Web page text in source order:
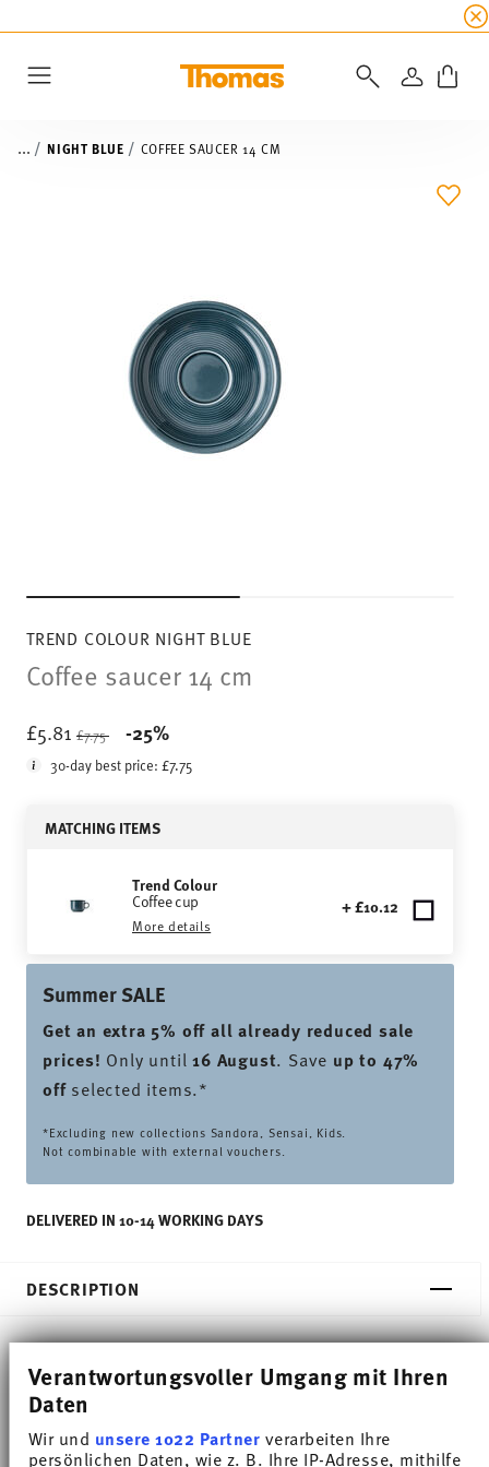
Verantwortungsvoller Umgang mit Ihren
Daten
Wir und unsere 1022 Partnerverarbeiten Ihre
persönlichen Daten, wie z. B. Ihre IP-Adresse, mithilfe
all
LOGIN
... NIGHT BLUE COFFEE SAUCER 14 CM
TREND COLOUR NIGHT BLUE
Coffee saucer 14 cm
£5.81 Price reduced from
£7.75 -25%
30-day best price:£7.75
MATCHING ITEMS
Trend Colour
Coffee cup
More details
+ £10.12
Summer SALE
Get an extra 5% off all already reduced sale
prices! Only until16 August. Save up to 47%
offselected items.*
*Excluding new collections Sandora, Sensai, Kids.
Not combinable with external vouchers.
DELIVERED IN 10-14 WORKING DAYS
ADD
DESCRIPTION
Thomas Trend Colour Night Blue Coffee cup -
Round - Ø 14,3 cm - h 2,3 cm, Porcelain